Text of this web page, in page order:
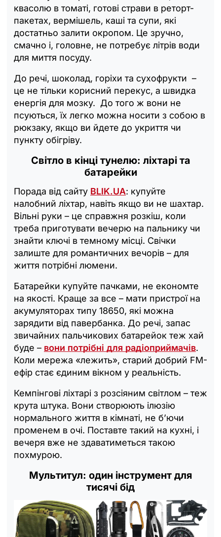
квасолю в томаті, готові страви в реторт-
пакетах, вермішель, каші та супи, які
достатньо залити окропом. Це зручно,
смачно і, головне, не потребує літрів води
для миття посуду.
До речі, шоколад, горіхи та сухофрукти –
це не тільки корисний перекус, а швидка
енергія для мозку. До того ж вони не
псуються, їх легко можна носити з собою в
рюкзаку, якщо ви йдете до укриття чи
пункту обігріву.
Світло в кінці тунелю: ліхтарі та
батарейки
Порада від сайту BLIK.UA: купуйте
налобний ліхтар, навіть якщо ви не шахтар.
Вільні руки – це справжня розкіш, коли
треба приготувати вечерю на пальнику чи
знайти ключі в темному місці. Свічки
залиште для романтичних вечорів – для
життя потрібні люмени.
Батарейки купуйте пачками, не економте
на якості. Краще за все – мати пристрої на
акумуляторах типу 18650, які можна
зарядити від павербанка. До речі, запас
звичайних пальчикових батарейок теж хай
буде – вони потрібні для радіоприймачів.
Коли мережа «лежить», старий добрий FM-
ефір стає єдиним вікном у реальність.
Кемпінгові ліхтарі з розсіяним світлом – теж
крута штука. Вони створюють ілюзію
нормального життя в кімнаті, не б’ючи
променем в очі. Поставте такий на кухні, і
вечеря вже не здаватиметься такою
похмурою.
Мультитул: один інструмент для
тисячі бід